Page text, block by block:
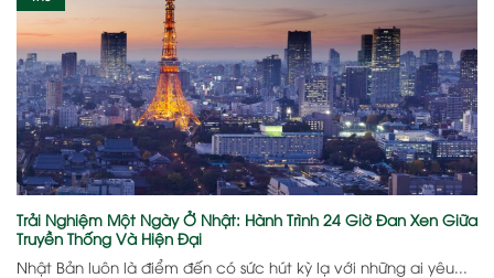
Trải Nghiệm Một Ngày Ở Nhật: Hành Trình 24 Giờ Đan Xen Giữa
Truyền Thống Và Hiện Đại
Nhật Bản luôn là điểm đến có sức hút kỳ lạ với những ai yêu...